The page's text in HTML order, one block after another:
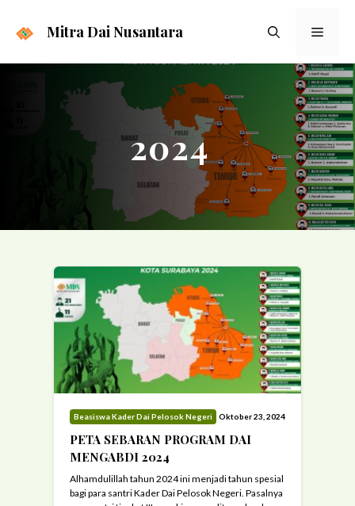
Mitra Dai Nusantara Menu
2024
Beasiswa Kader Dai Pelosok Negeri Oktober 23, 2024
PETA SEBARAN PROGRAM DAI
MENGABDI 2024
Alhamdulillah tahun 2024 ini menjadi tahun spesial
bagi para santri Kader Dai Pelosok Negeri. Pasalnya